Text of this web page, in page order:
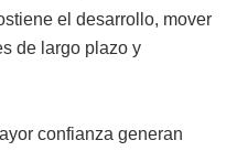
el desarrollo, mover
de largo plazo y
confianza generan